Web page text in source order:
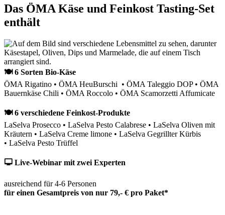
Das ÖMA Käse und Feinkost Tasting-Set
enthält
🍽 6 Sorten Bio-Käse
ÖMA Rigatino • ÖMA HeuBurschi • ÖMA Taleggio DOP • ÖMA
Bauernkäse Chili • ÖMA Roccolo • ÖMA Scamorzetti Affumicate
🍽 6 verschiedene Feinkost-Produkte
LaSelva Prosecco • LaSelva Pesto Calabrese • LaSelva Oliven mit
Kräutern • LaSelva Creme limone • LaSelva Gegrillter Kürbis
• LaSelva Pesto Trüffel
🖵 Live-Webinar mit zwei Experten
ausreichend für 4-6 Personen
für einen Gesamtpreis von nur 79,- € pro Paket*